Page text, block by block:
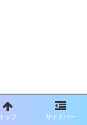
トップ サイドバー